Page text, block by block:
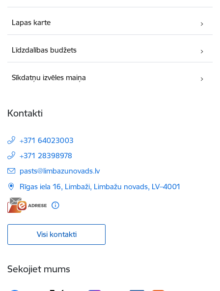
Lapas karte
Līdzdalības budžets
Sīkdatņu izvēles maiņa
Kontakti
+371 64023003
+371 28398978
E-pasts:
pasts@limbazunovads.lv
Rīgas iela 16, Limbaži, Limbažu novads, LV–4001
Visi kontakti
Sekojiet mums